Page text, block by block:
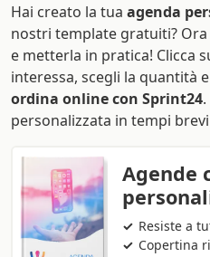
Hai creato la tua agenda
nostri template gratuiti?
e metterla in pratica! Clicca
interessa, scegli la quantità e
ordina online con Sprint24
personalizzata in tempi
Agende
Resiste a
Copertina